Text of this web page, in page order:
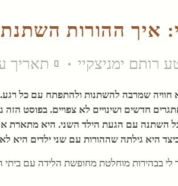
איך ההורות
רותם ימניצקיי תאריך עדכון:
חוויה שמרבה להשתנות ולהתפתח עם כל
חדשים ושינויים לא צפויים. בפוסט
השתנה עם הגעת הילד השני. היא מתארת
היא גילתה שההורות עם שני ילדים היא
בבהירות מוחלטת מחופשת הלידה עם ביתי